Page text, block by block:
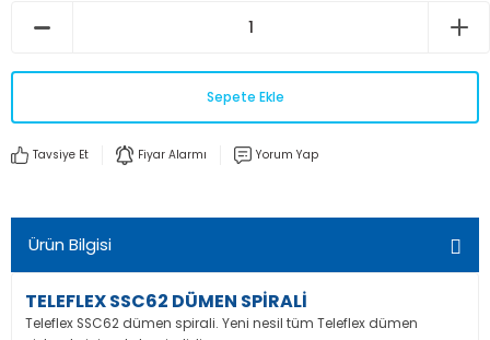
Sepete Ekle
Tavsiye Et Fiyar Alarmı Yorum Yap
Ürün Bilgisi
TELEFLEX SSC62 DÜMEN SPİRALİ
Teleflex SSC62 dümen spirali. Yeni nesil tüm Teleflex dümen